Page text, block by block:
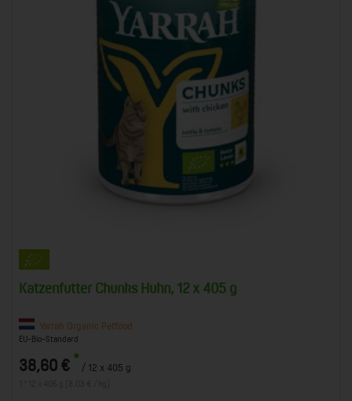
Katzenfutter Chunks Huhn, 12 x 405 g
Yarrah Organic Petfood
EU-Bio-Standard
38,60 € * / 12 x 405 g